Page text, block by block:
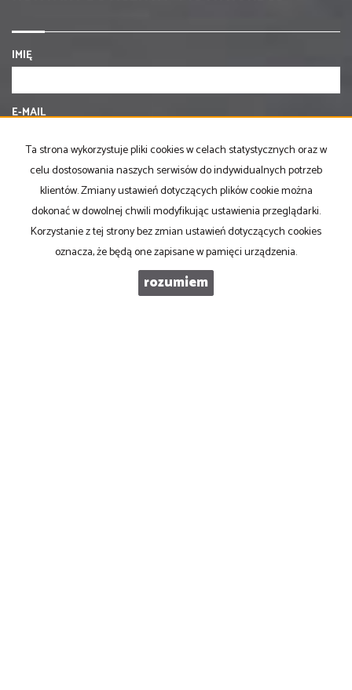
IMIĘ
E-MAIL
TELEFON KOMÓRKOWY
KOD ZABEZPIECZAJĄCY
Ta strona wykorzystuje pliki cookies w celach statystycznych oraz w
celu dostosowania naszych serwisów do indywidualnych potrzeb
klientów. Zmiany ustawień dotyczących plików cookie można
dokonać w dowolnej chwili modyfikując ustawienia przeglądarki.
Korzystanie z tej strony bez zmian ustawień dotyczących cookies
oznacza, że będą one zapisane w pamięci urządzenia.
rozumiem